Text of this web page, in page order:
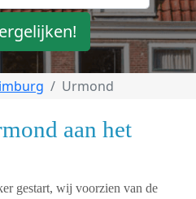
Urmond
aan het
gestart, wij voorzien van de